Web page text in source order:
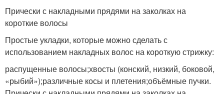
Прически с накладными прядями на заколках на
короткие волосы
Простые укладки, которые можно сделать с
использованием накладных волос на короткую стрижку:
распущенные волосы;хвосты (конский, низкий, боковой,
«рыбий»);различные косы и плетения;объёмные пучки.